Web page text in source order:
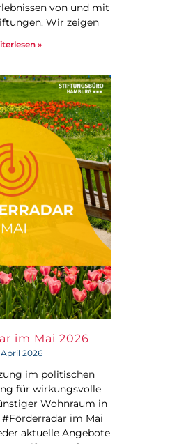
von und mit
Wir zeigen
»
im Mai 2026
2026
im politischen
für wirkungsvolle
Wohnraum in
im Mai
aktuelle Angebote